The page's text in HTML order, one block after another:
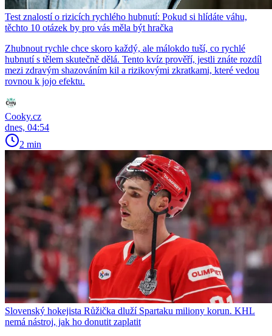
Test znalostí o rizicích rychlého hubnutí: Pokud si hlídáte váhu,
těchto 10 otázek by pro vás měla být hračka
Zhubnout rychle chce skoro každý, ale málokdo tuší, co rychlé
hubnutí s tělem skutečně dělá. Tento kvíz prověří, jestli znáte rozdíl
mezi zdravým shazováním kil a rizikovými zkratkami, které vedou
rovnou k jojo efektu.
Cooky.cz
dnes, 04:54
2 min
Slovenský hokejista Růžička dluží Spartaku miliony korun. KHL
nemá nástroj, jak ho donutit zaplatit